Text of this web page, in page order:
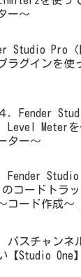
ー～
Studio Pro
ラグインを使
．Fender
Level Meter
ター～
Fender
のコードトラ
コード作成～
バスチャンネ
【Studio One】